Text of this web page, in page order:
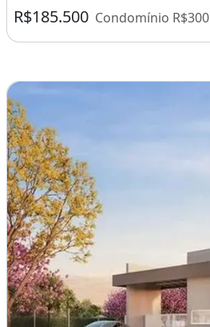
R$185.500 Condomínio R$300